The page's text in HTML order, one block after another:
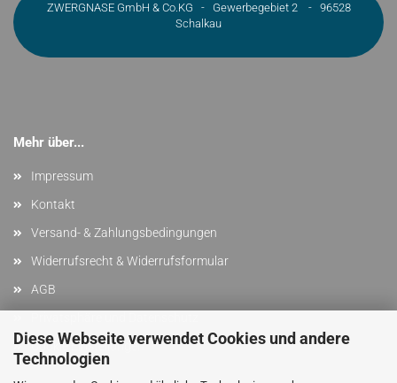
Diese Webseite verwendet Cookies und andere
Technologien
ZWERGNASE GmbH & Co.KG - Gewerbegebiet 2 - 96528
Schalkau
Mehr über...
Impressum
Kontakt
Versand- & Zahlungsbedingungen
Widerrufsrecht & Widerrufsformular
AGB
Cookie Einstellungen